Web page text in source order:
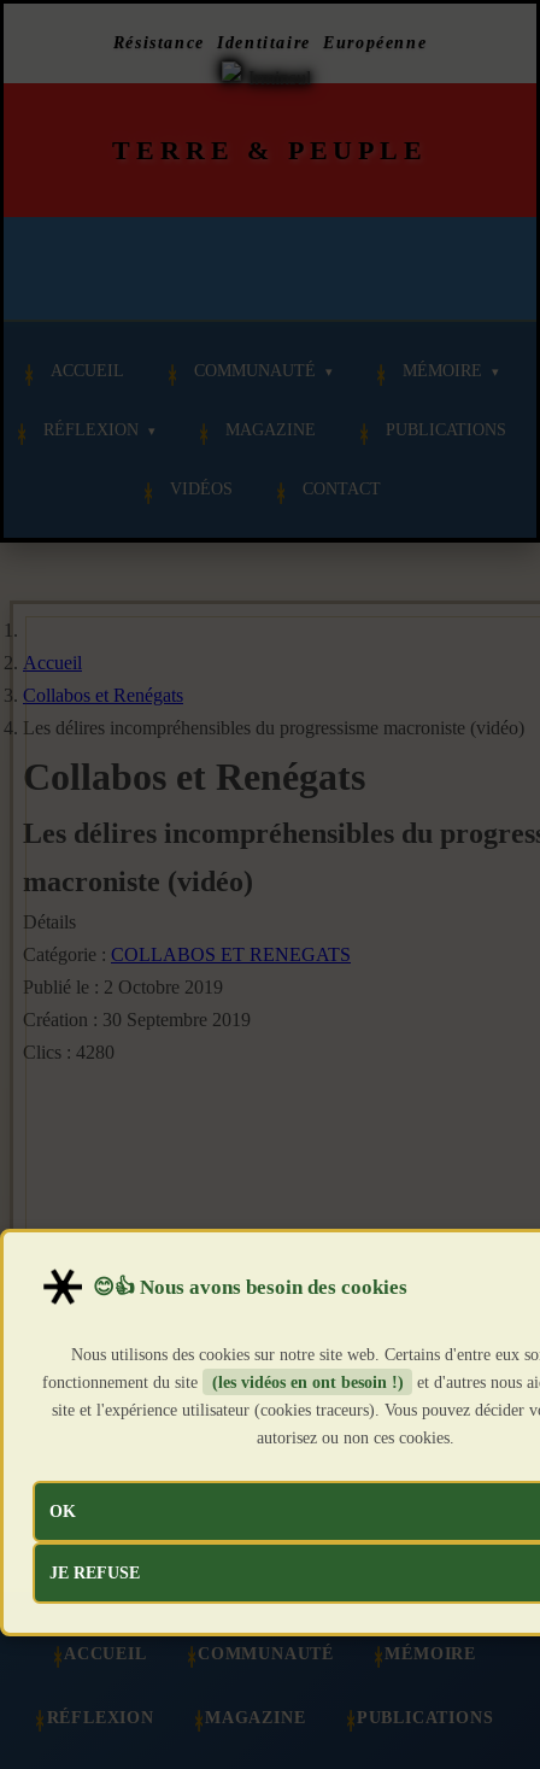
Résistance Identitaire Européenne
TERRE & PEUPLE
ACCUEIL COMMUNAUTÉ MÉMOIRE
RÉFLEXION MAGAZINE PUBLICATIONS
VIDÉOS CONTACT
Accueil
Collabos et Renégats
Les délires incompréhensibles du progressisme macroniste (vidéo)
Collabos et Renégats
Les délires incompréhensibles du
macroniste (vidéo)
Détails
Catégorie : COLLABOS ET RENEGATS
Publié le : 2 Octobre 2019
Création : 30 Septembre 2019
Clics : 4280
ACCUEIL COMMUNAUTÉ MÉMOIRE
RÉFLEXION MAGAZINE PUBLICATIONS
Nous utilisons des cookies sur notre site web. Certains d'entre eux
fonctionnement du site
(les vidéos en ont besoin !)
et d'autres nous
site et l'expérience utilisateur (cookies traceurs). Vous pouvez décider
autorisez ou non ces cookies.
OK
JE REFUSE